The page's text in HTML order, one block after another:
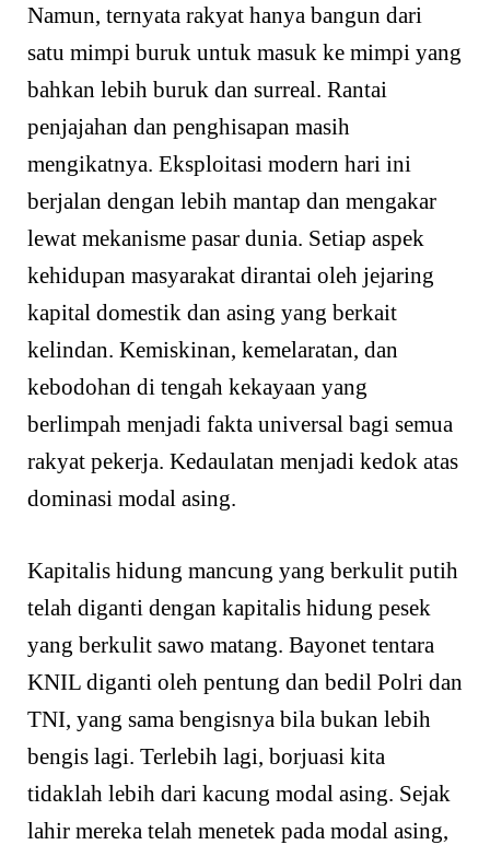
Namun, ternyata rakyat hanya bangun dari
satu mimpi buruk untuk masuk ke mimpi yang
bahkan lebih buruk dan surreal. Rantai
penjajahan dan penghisapan masih
mengikatnya. Eksploitasi modern hari ini
berjalan dengan lebih mantap dan mengakar
lewat mekanisme pasar dunia. Setiap aspek
kehidupan masyarakat dirantai oleh jejaring
kapital domestik dan asing yang berkait
kelindan. Kemiskinan, kemelaratan, dan
kebodohan di tengah kekayaan yang
berlimpah menjadi fakta universal bagi semua
rakyat pekerja. Kedaulatan menjadi kedok atas
dominasi modal asing.
Kapitalis hidung mancung yang berkulit putih
telah diganti dengan kapitalis hidung pesek
yang berkulit sawo matang. Bayonet tentara
KNIL diganti oleh pentung dan bedil Polri dan
TNI, yang sama bengisnya bila bukan lebih
bengis lagi. Terlebih lagi, borjuasi kita
tidaklah lebih dari kacung modal asing. Sejak
lahir mereka telah menetek pada modal asing,